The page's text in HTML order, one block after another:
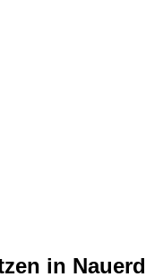
in Nauerd